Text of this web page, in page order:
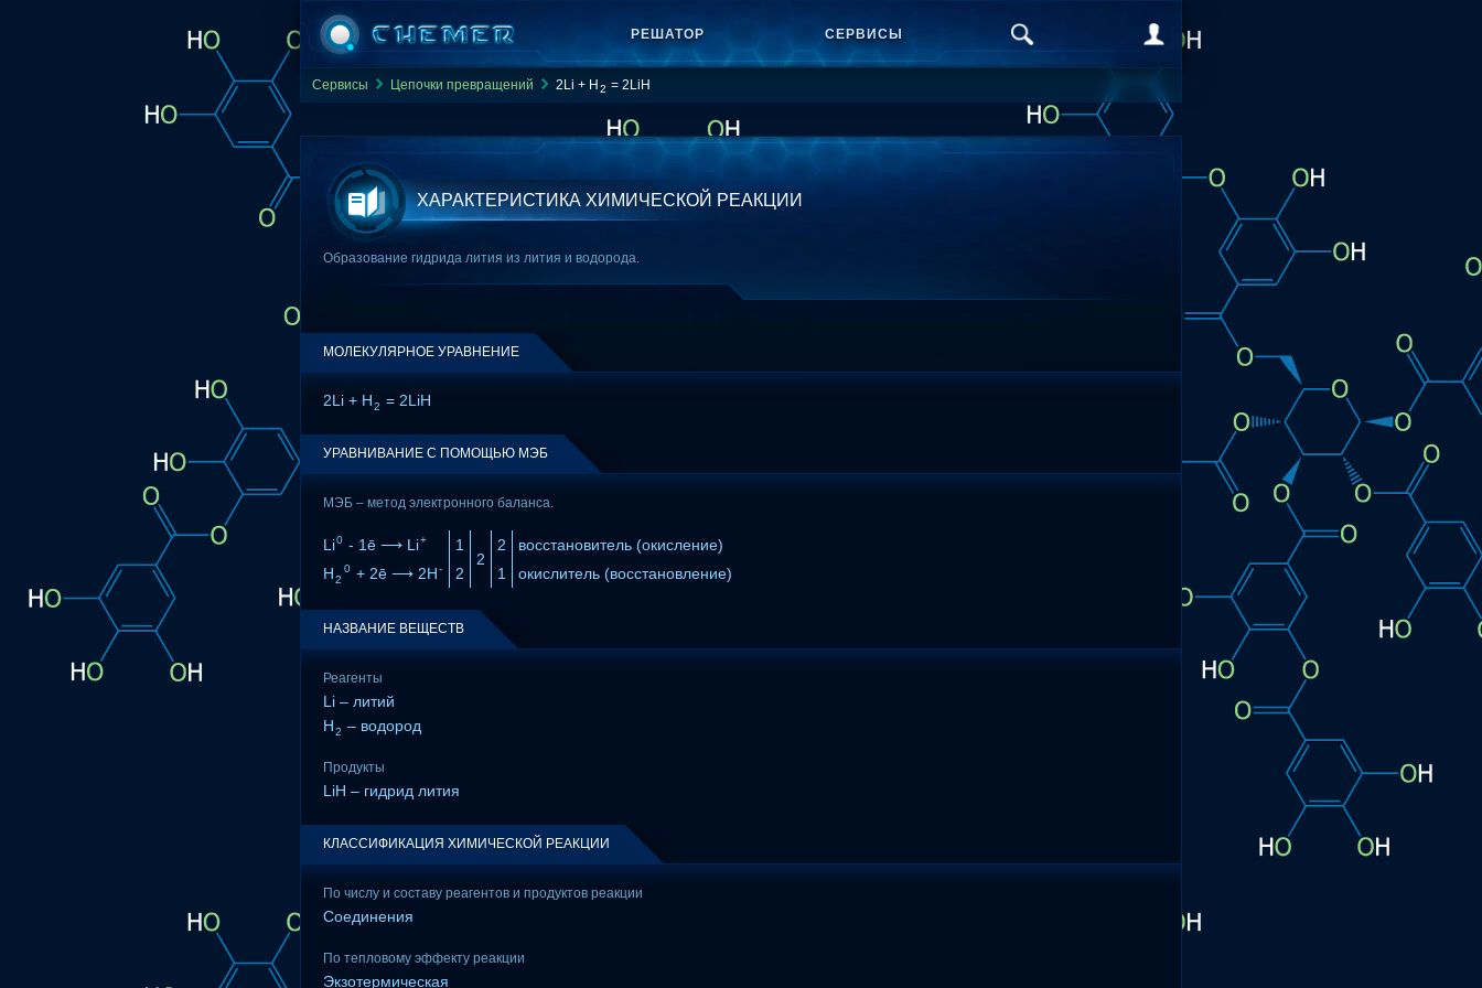
РЕШАТОР СЕРВИСЫ
Сервисы Цепочки превращений 2Li + H 2 = 2LiH
ХАРАКТЕРИСТИКА ХИМИЧЕСКОЙ РЕАКЦИИ
Образование гидрида лития из лития и водорода.
МОЛЕКУЛЯРНОЕ УРАВНЕНИЕ
2Li + H2 = 2LiH
УРАВНИВАНИЕ С ПОМОЩЬЮ МЭБ
МЭБ – метод электронного баланса.
Li0 - 1ē ⟶ Li+
1
2
2
восстановитель (окисление)
H2
0 + 2ē ⟶ 2H- 2 1 окислитель (восстановление)
НАЗВАНИЕ ВЕЩЕСТВ
Реагенты
Li – литий
H2 – водород
Продукты
LiH – гидрид лития
КЛАССИФИКАЦИЯ ХИМИЧЕСКОЙ РЕАКЦИИ
По числу и составу реагентов и продуктов реакции
Соединения
По тепловому эффекту реакции
Экзотермическая